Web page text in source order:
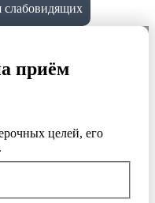
слабовидящих
приём
целей, его